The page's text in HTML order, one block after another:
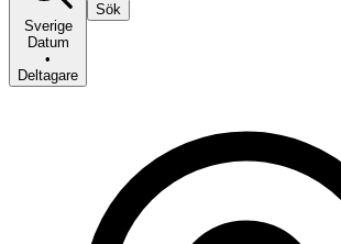
Sverige
Datum
•
Deltagare
Sök